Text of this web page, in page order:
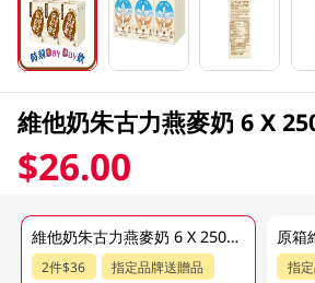
維他奶朱古力燕麥奶 6 X
$26.00
維他奶朱古力燕麥奶 6 X 250ML
2件$36 指定品牌送贈品 指